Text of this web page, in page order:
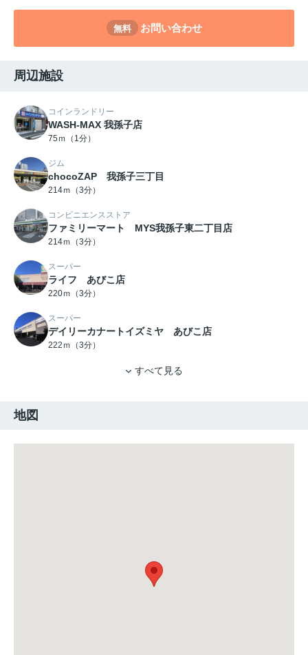
無料 お問い合わせ
周辺施設
コインランドリー
WASH-MAX 我孫子店
75ｍ（1分）
ジム
chocoZAP 我孫子三丁目
214ｍ（3分）
コンビニエンスストア
ファミリーマート MYS我孫子東二丁目店
214ｍ（3分）
スーパー
ライフ あびこ店
220ｍ（3分）
スーパー
デイリーカナートイズミヤ あびこ店
222ｍ（3分）
すべて見る
地図